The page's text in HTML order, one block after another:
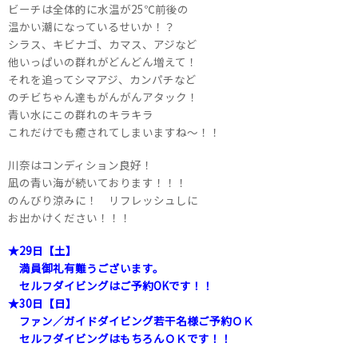
ビーチは全体的に水温が25℃前後の
温かい潮になっているせいか！？
シラス、キビナゴ、カマス、アジなど
他いっぱいの群れがどんどん増えて！
それを追ってシマアジ、カンパチなど
のチビちゃん達もがんがんアタック！
青い水にこの群れのキラキラ
これだけでも癒されてしまいますね～！！
川奈はコンディション良好！
凪の青い海が続いております！！！
のんびり涼みに！ リフレッシュしに
お出かけください！！！
★29日【土】
満員御礼有難うございます。
セルフダイビングはご予約OKです！！
★30日【日】
ファン／ガイドダイビング若干名様ご予約ＯＫ
セルフダイビングはもちろんＯＫです！！